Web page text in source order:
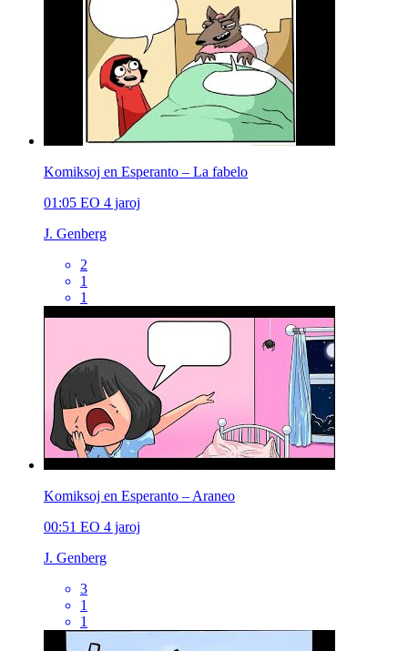
Komiksoj en Esperanto – La fabelo
01:05 EO 4 jaroj
J. Genberg
2
1
1
Komiksoj en Esperanto – Araneo
00:51 EO 4 jaroj
J. Genberg
3
1
1